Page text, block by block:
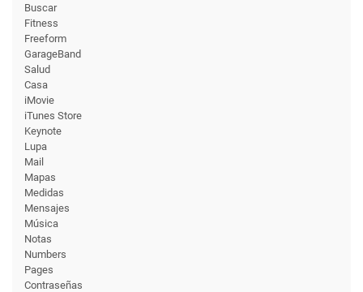
Buscar
Fitness
Freeform
GarageBand
Salud
Casa
iMovie
iTunes Store
Keynote
Lupa
Mail
Mapas
Medidas
Mensajes
Música
Notas
Numbers
Pages
Contraseñas